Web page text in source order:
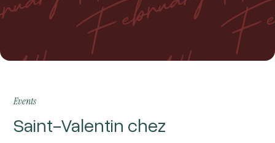
Events
Saint-Valentin chez